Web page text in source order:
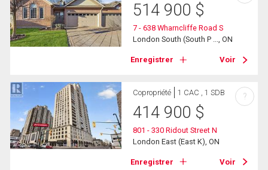
514 900 $
7 - 638 Wharncliffe Road S
London South (South P ..., ON
Enregistrer Voir
Copropriété 1 CAC , 1 SDB
414 900 $
801 - 330 Ridout Street N
London East (East K), ON
Enregistrer Voir
?